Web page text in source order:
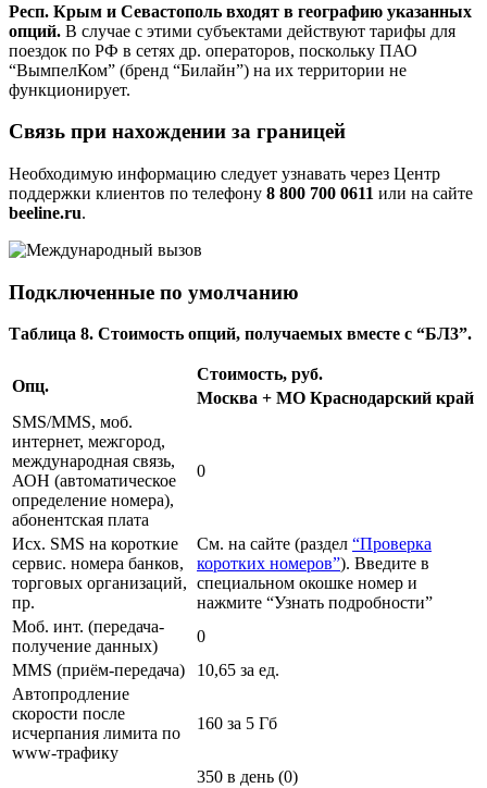
Респ. Крым и Севастополь входят в географию указанных
опций. В случае с этими субъектами действуют тарифы для
поездок по РФ в сетях др. операторов, поскольку ПАО
“ВымпелКом” (бренд “Билайн”) на их территории не
функционирует.
Связь при нахождении за границей
Необходимую информацию следует узнавать через Центр
поддержки клиентов по телефону 8 800 700 0611 или на сайте
beeline.ru.
Подключенные по умолчанию
Таблица 8. Стоимость опций, получаемых вместе с “БЛ3”.
Опц.
Стоимость, руб.
Москва + МО Краснодарский край
SMS/MMS, моб.
интернет, межгород,
международная связь,
АОН (автоматическое
определение номера),
абонентская плата
0
Исх. SMS на короткие
сервис. номера банков,
торговых организаций,
пр.
См. на сайте (раздел “Проверка
коротких номеров”). Введите в
специальном окошке номер и
нажмите “Узнать подробности”
Моб. инт. (передача-
получение данных)
0
MMS (приём-передача)
10,65 за ед.
Автопродление
скорости после
исчерпания лимита по
www-трафику
160 за 5 Гб
350 в день (0)